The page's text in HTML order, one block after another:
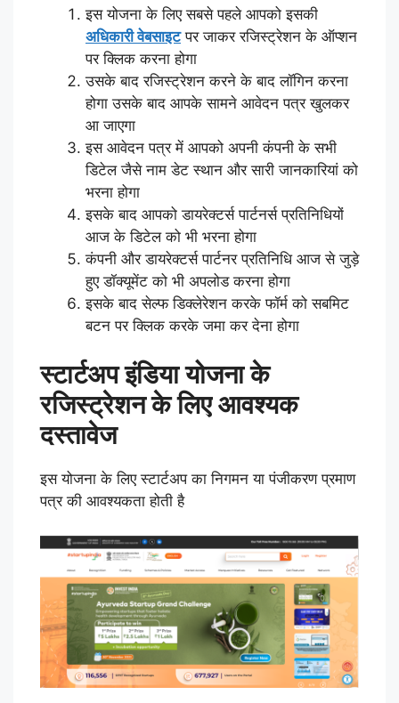
इस योजना के लिए सबसे पहले आपको इसकी
अधिकारी वेबसाइटपर जाकर रजिस्ट्रेशन के ऑप्शन
पर क्लिक करना होगा
उसके बाद रजिस्ट्रेशन करने के बाद लॉगिन करना
होगा उसके बाद आपके सामने आवेदन पत्र खुलकर
आ जाएगा
इस आवेदन पत्र में आपको अपनी कंपनी के सभी
डिटेल जैसे नाम डेट स्थान और सारी जानकारियां को
भरना होगा
इसके बाद आपको डायरेक्टर्स पार्टनर्स प्रतिनिधियों
आज के डिटेल को भी भरना होगा
कंपनी और डायरेक्टर्स पार्टनर प्रतिनिधि आज से जुड़े
हुए डॉक्यूमेंट को भी अपलोड करना होगा
इसके बाद सेल्फ डिक्लेरेशन करके फॉर्म को सबमिट
बटन पर क्लिक करके जमा कर देना होगा
स्टार्टअप इंडिया योजना के
रजिस्ट्रेशन के लिए आवश्यक
दस्तावेज
इस योजना के लिए स्टार्टअप का निगमन या पंजीकरण प्रमाण
पत्र की आवश्यकता होती है